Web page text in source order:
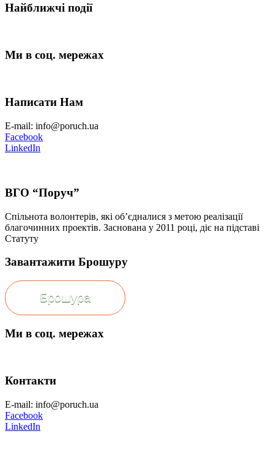
Найближчі події
Ми в соц. мережах
Написати Нам
E-mail: info@poruch.ua
Facebook
LinkedIn
ВГО “Поруч”
Спільнота волонтерів, які об’єдналися з метою реалізації
благочинних проектів. Заснована у 2011 році, діє на підставі
Статуту
Завантажити Брошуру
Брошура
Ми в соц. мережах
Контакти
E-mail: info@poruch.ua
Facebook
LinkedIn